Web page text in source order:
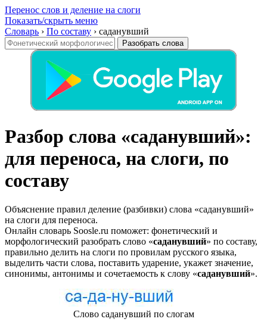
Перенос слов и деление на слоги
Показать/скрыть меню
Словарь › По составу › саданувший
Разобрать слова
Разбор слова «саданувший»:
для переноса, на слоги, по
составу
Объяснение правил деление (разбивки) слова «саданувший»
на слоги для переноса.
Онлайн словарь Soosle.ru поможет: фонетический и
морфологический разобрать слово «саданувший» по составу,
правильно делить на слоги по провилам русского языка,
выделить части слова, поставить ударение, укажет значение,
синонимы, антонимы и сочетаемость к слову «саданувший».
Слово саданувший по слогам